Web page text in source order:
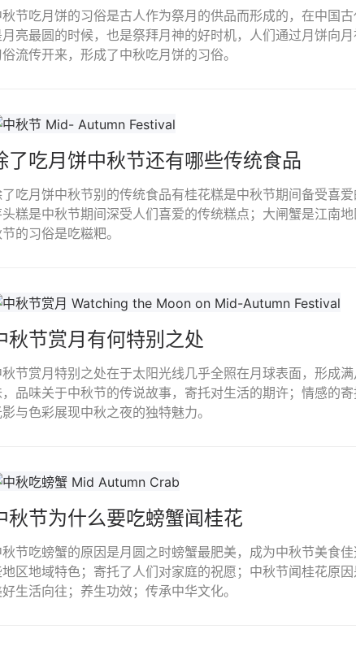
秋节吃月饼的习俗是古人作为祭月的供品而形成的，在中国
月亮最圆的时候，也是祭拜月神的好时机，人们通过月饼向
俗流传开来，形成了中秋吃月饼的习俗。
了吃月饼中秋节还有哪些传统食品
了吃月饼中秋节别的传统食品有桂花糕是中秋节期间备受喜
头糕是中秋节期间深受人们喜爱的传统糕点；大闸蟹是江南
的习俗是吃糍粑。
秋节赏月有何特别之处
秋节赏月特别之处在于太阳光线几乎全照在月球表面，形成
，品味关于中秋节的传说故事，寄托对生活的期许；情感的
与色彩展现中秋之夜的独特魅力。
秋节为什么要吃螃蟹闻桂花
秋节吃螃蟹的原因是月圆之时螃蟹最肥美，成为中秋节美食
区地域特色；寄托了人们对家庭的祝愿；中秋节闻桂花原
好生活向往；养生功效；传承中华文化。